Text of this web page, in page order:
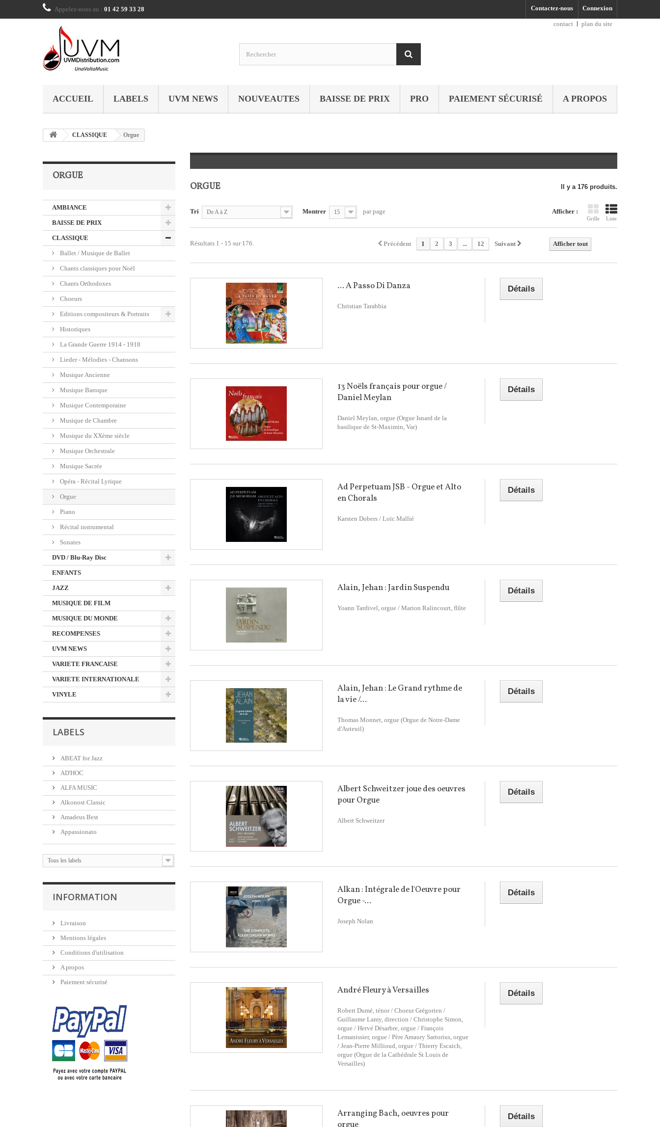
Connexion
Contactez-nous
Appelez-nous au : 01 42 59 33 28
contact
plan du site
ACCUEIL LABELS UVM NEWS NOUVEAUTES BAISSE DE PRIX PRO PAIEMENT SÉCURISÉ A PROPOS
CLASSIQUE Orgue
ORGUE
AMBIANCE
BAISSE DE PRIX
CLASSIQUE
Ballet / Musique de Ballet
Chants classiques pour Noël
Chants Orthodoxes
Choeurs
Editions compositeurs & Portraits
Historiques
La Grande Guerre 1914 - 1918
Lieder - Mélodies - Chansons
Musique Ancienne
Musique Baroque
Musique Contemporaine
Musique de Chambre
Musique du XXème siècle
Musique Orchestrale
Musique Sacrée
Opéra - Récital Lyrique
Orgue
Piano
Récital instrumental
Sonates
DVD / Blu-Ray Disc
ENFANTS
JAZZ
MUSIQUE DE FILM
MUSIQUE DU MONDE
RECOMPENSES
UVM NEWS
VARIETE FRANCAISE
VARIETE INTERNATIONALE
VINYLE
LABELS
ABEAT for Jazz
AD'HOC
ALFA MUSIC
Alkonost Classic
Amadeus Best
Appassionato
Tous les labels
INFORMATION
Livraison
Mentions légales
Conditions d'utilisation
A propos
Paiement sécurisé
ORGUE Il y a 176 produits.
Afficher :
Grille Liste
Tri De A à Z Montrer 15 par page
Afficher tout
Précédent 1 2 3 ... 12 Suivant
Résultats 1 - 15 sur 176.
... A Passo Di Danza
Christian Tarabbia
Détails
13 Noëls français pour orgue /
Daniel Meylan
Daniel Meylan, orgue (Orgue Isnard de la
basilique de St-Maximin, Var)
Détails
Ad Perpetuam JSB - Orgue et Alto
en Chorals
Karsten Dobers / Loïc Mallié
Détails
Alain, Jehan : Jardin Suspendu
Yoann Tardivel, orgue / Marion Ralincourt, flûte
Détails
Alain, Jehan : Le Grand rythme de
la vie /...
Thomas Monnet, orgue (Orgue de Notre-Dame
d'Auteuil)
Détails
Albert Schweitzer joue des oeuvres
pour Orgue
Albert Schweitzer
Détails
Alkan : Intégrale de l'Oeuvre pour
Orgue -...
Joseph Nolan
Détails
André Fleury à Versailles
Robert Dumé, ténor / Choeur Grégorien /
Guillaume Lamy, direction / Christophe Simon,
orgue / Hervé Désarbre, orgue / François
Lemanissier, orgue / Père Amaury Sartorius, orgue
/ Jean-Pierre Millioud, orgue / Thierry Escaich,
orgue (Orgue de la Cathédrale St Louis de
Versailles)
Détails
Arranging Bach, oeuvres pour
Détails